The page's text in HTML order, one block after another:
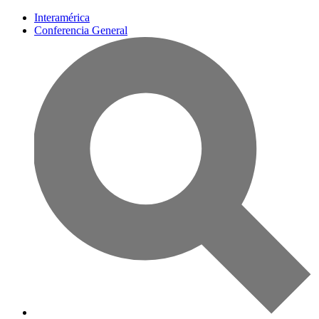
Interamérica
Conferencia General